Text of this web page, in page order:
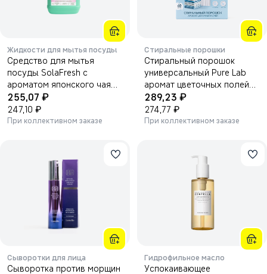
Жидкости для мытья посуды
Средство для мытья
посуды SolaFresh с
ароматом японского чая
матча 1500мл.
255,07 ₽
247,10 ₽
При коллективном заказе
Стиральные порошки
Стиральный порошок
универсальный Pure Lab
аромат цветочных полей
LM 1кг
289,23 ₽
274,77 ₽
При коллективном заказе
Сыворотки для лица
Сыворотка против морщин
Гидрофильное масло
Успокаивающее